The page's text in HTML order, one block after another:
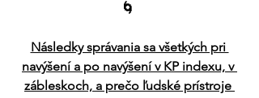
🌀
Následky správania sa všetkých pri
navýšení a po navýšení v KP indexu, v
zábleskoch, a prečo ľudské prístroje